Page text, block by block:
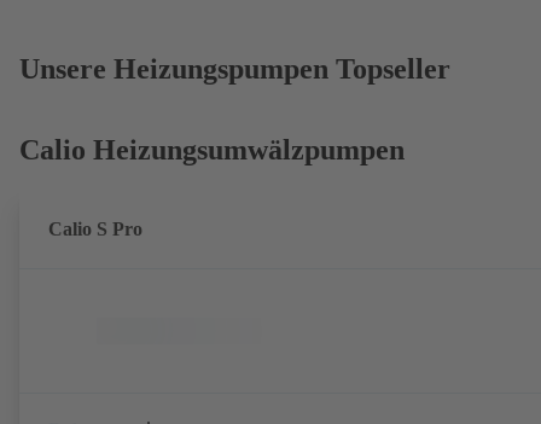
Unsere Heizungspumpen Topseller
Calio Heizungsumwälzpumpen
Calio S Pro